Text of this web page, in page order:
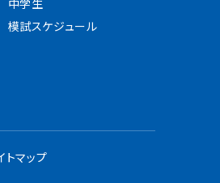
模試スケジュール
トマップ